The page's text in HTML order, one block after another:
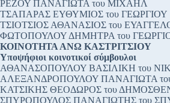
ΡΕΖΟΥ ΠΑΝΑΓΙΩΤΑ του ΜΙΧΑΗΛ
ΤΣΑΠΑΡΑΣ ΕΥΘΥΜΙΟΣ του ΓΕΩΡΓΙΟΥ
ΤΣΙΟΤΣΙΟΣ ΑΘΑΝΑΣΙΟΣ του
ΦΩΤΟΠΟΥΛΟΥ ΔΗΜΗΤΡΑ του
ΚΟΙΝΟΤΗΤΑ ΑΝΩ ΚΑΣΤΡΙΤΣΙΟΥ
Υποψήφιοι κοινοτικοί σύμβουλοι
ΑΘΑΝΑΣΟΠΟΥΛΟΥ ΒΑΣΙΛΙΚΗ του
ΑΛΕΞΑΝΔΡΟΠΟΥΛΟΥ ΠΑΝΑΓΙΩΤΑ
ΚΑΤΣΙΚΗΣ ΘΕΟΔΩΡΟΣ του
ΣΠΥΡΟΠΟΥΛΟΣ ΠΑΝΑΓΙΩΤΗΣ του